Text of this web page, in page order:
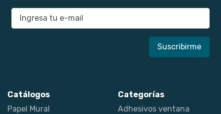
E-mail
Catálogos
Papel Mural
Categorías
Adhesivos ventana